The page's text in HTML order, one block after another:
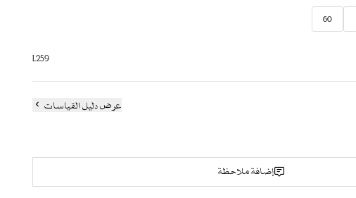
مع تفاصيل مطرزة على الواجهة الأمامية والأساور الواسعة، لتمنحك
للمناسبات والطلعات المسائية
قطيفة بني
60
L259
عرض دليل القياسات
إضافة ملاحظة